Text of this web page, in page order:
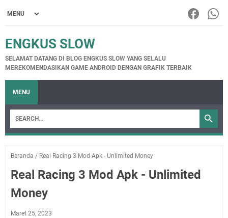
ENGKUS SLOW
SELAMAT DATANG DI BLOG ENGKUS SLOW YANG SELALU
MEREKOMENDASIKAN GAME ANDROID DENGAN GRAFIK TERBAIK
MENU
Beranda / Real Racing 3 Mod Apk - Unlimited Money
Real Racing 3 Mod Apk - Unlimited
Money
Maret 25, 2023